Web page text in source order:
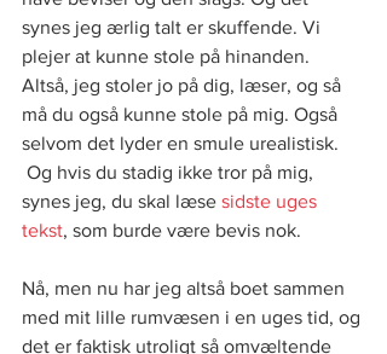
synes jeg ærlig talt er skuffende. Vi
plejer at kunne stole på hinanden.
Altså, jeg stoler jo på dig, læser, og så
må du også kunne stole på mig. Også
selvom det lyder en smule urealistisk.
Og hvis du stadig ikke tror på mig,
synes jeg, du skal læse sidste uges
tekst, som burde være bevis nok.
Nå, men nu har jeg altså boet sammen
med mit lille rumvæsen i en uges tid, og
det er faktisk utroligt så omvæltende